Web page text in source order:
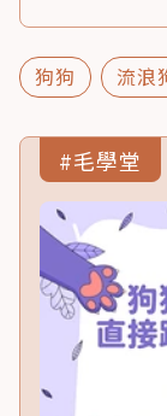
狗狗 流浪
#毛學堂